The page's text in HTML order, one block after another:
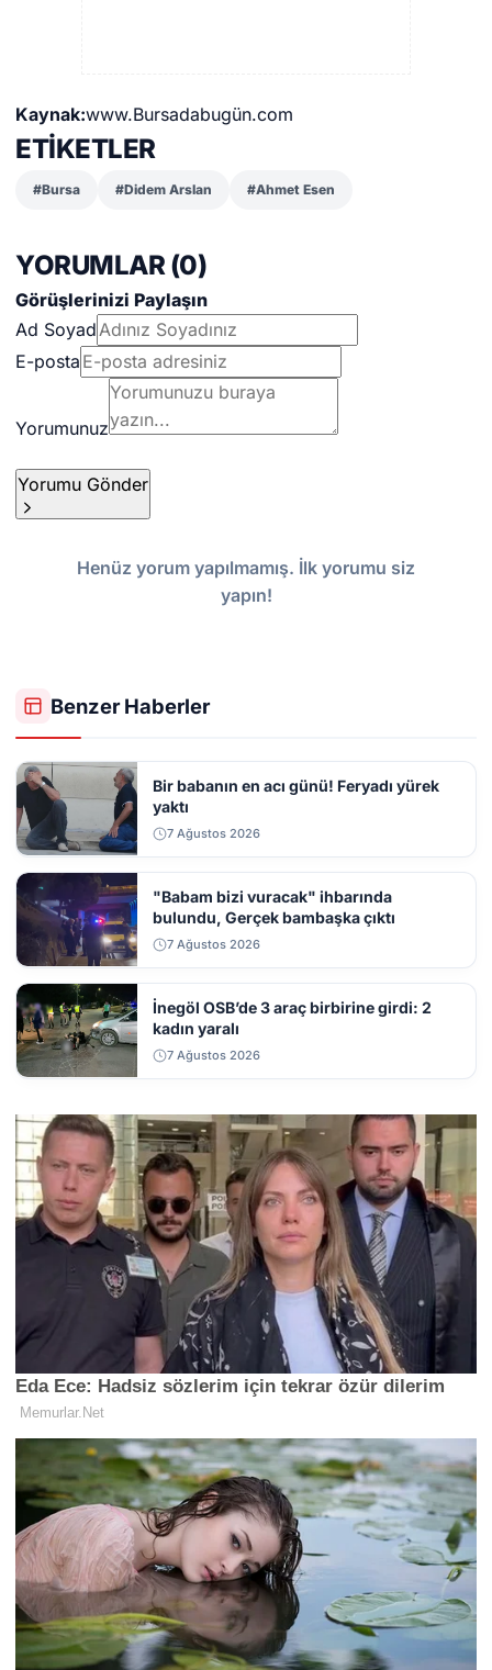
Kaynak:www.Bursadabugün.com
ETİKETLER
#Bursa #Didem Arslan #Ahmet Esen
YORUMLAR (0)
Görüşlerinizi Paylaşın
Ad Soyad
E-posta
Yorumunuz
Yorumu Gönder
Henüz yorum yapılmamış. İlk yorumu siz
yapın!
Benzer Haberler
Bir babanın en acı günü! Feryadı yürek
yaktı
7 Ağustos 2026
"Babam bizi vuracak" ihbarında
bulundu, Gerçek bambaşka çıktı
7 Ağustos 2026
İnegöl OSB’de 3 araç birbirine girdi: 2
kadın yaralı
7 Ağustos 2026